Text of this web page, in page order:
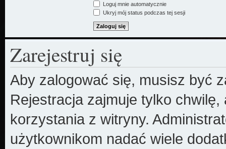
Loguj mnie automatycznie
Ukryj mój status podczas tej sesji
Zarejestruj się
Aby zalogować się, musisz być
Rejestracja zajmuje tylko
korzystania z witryny.
użytkownikom nadać wiele